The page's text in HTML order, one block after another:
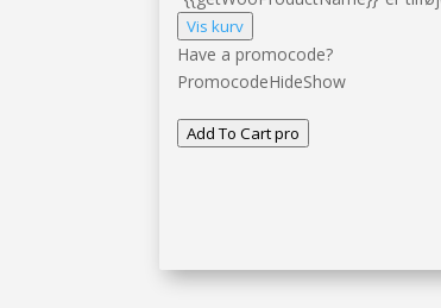
Vis kurv
Have a promocode?
PromocodeHideShow
Add To Cartpro